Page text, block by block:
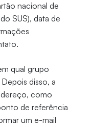
nacional de
SUS), data de
qual grupo
disso, a
como
de referência
um e-mail